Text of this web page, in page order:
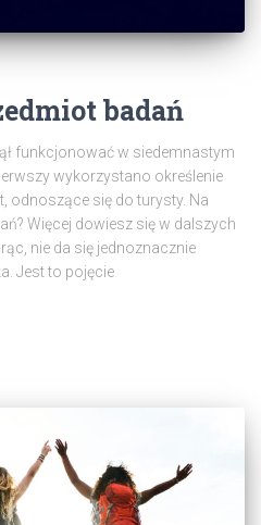
badań
funkcjonować w siedemnastym
wykorzystano określenie
odnoszące się do turysty. Na
Więcej dowiesz się w dalszych
nie da się jednoznacznie
Jest to pojęcie